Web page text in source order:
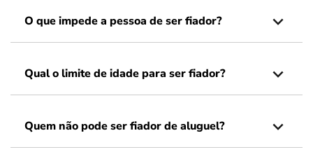
O que impede a pessoa de ser fiador?
Qual o limite de idade para ser fiador?
Quem não pode ser fiador de aluguel?